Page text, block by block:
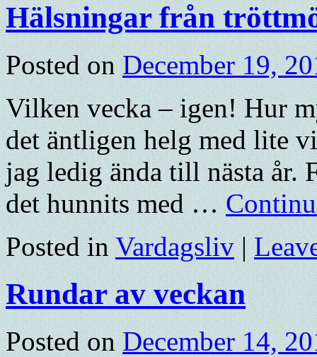
Hälsningar från
Posted on December 19,
Vilken vecka – igen! Hur
det äntligen helg med lite
jag ledig ända till nästa år.
det hunnits med …
Posted in Vardagsliv |
Rundar av veckan
Posted on December 14,